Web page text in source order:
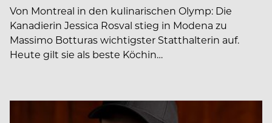
Von Montreal in den kulinarischen Olymp: Die
Kanadierin Jessica Rosval stieg in Modena zu
Massimo Botturas wichtigster Statthalterin auf.
Heute gilt sie als beste Köchin…